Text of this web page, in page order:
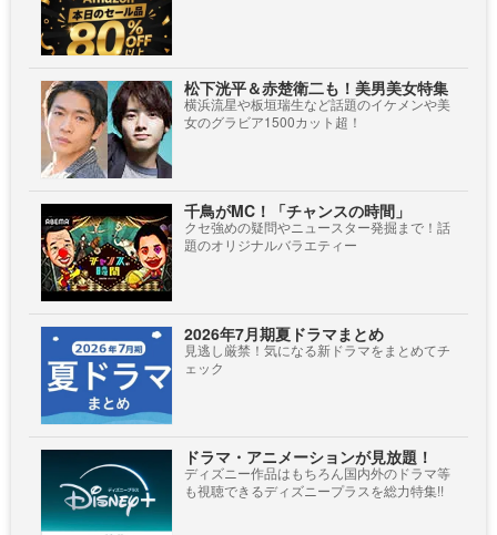
松下洸平＆赤楚衛二も！美男美女特集
横浜流星や板垣瑞生など話題のイケメンや美
女のグラビア1500カット超！
千鳥がMC！「チャンスの時間」
クセ強めの疑問やニュースター発掘まで！話
題のオリジナルバラエティー
2026年7月期夏ドラマまとめ
見逃し厳禁！気になる新ドラマをまとめてチ
ェック
ドラマ・アニメーションが見放題！
ディズニー作品はもちろん国内外のドラマ等
も視聴できるディズニープラスを総力特集!!